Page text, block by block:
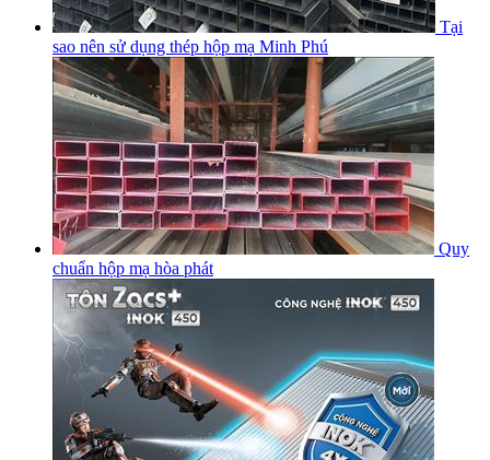
Tại
sao nên sử dụng thép hộp mạ Minh Phú
Quy
chuẩn hộp mạ hòa phát